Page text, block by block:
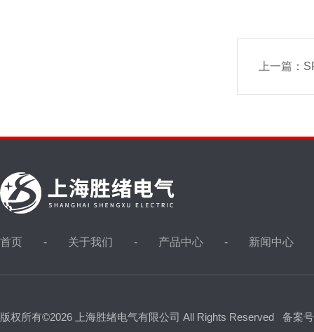
上一篇：
首页 关于我们 产品中心 新闻中心
版权所有©2026 上海胜绪电气有限公司 All Rights Reserved 备案